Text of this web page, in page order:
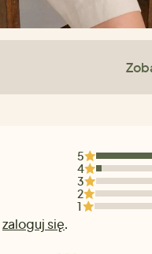
zaloguj się.
5
4
3
2
1